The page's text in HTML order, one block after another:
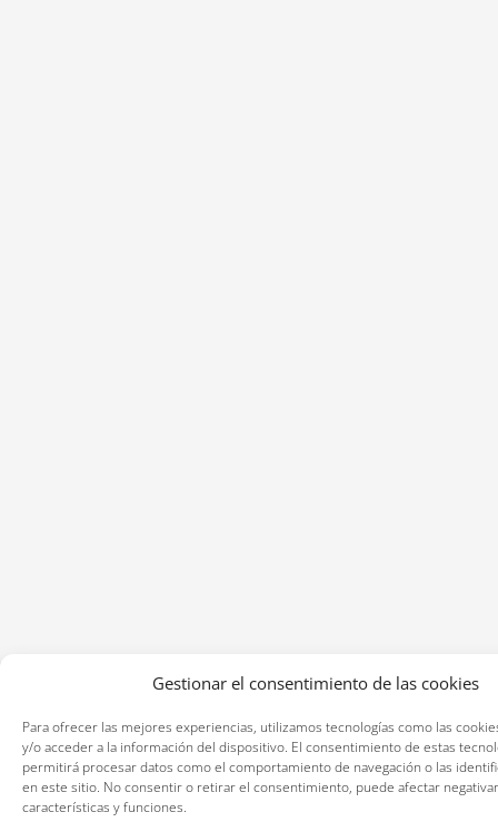
Gestionar el consentimiento de las cookies
Para ofrecer las mejores experiencias, utilizamos tecnologías como las
y/o acceder a la información del dispositivo. El consentimiento de estas
permitirá procesar datos como el comportamiento de navegación o las
en este sitio. No consentir o retirar el consentimiento, puede afectar
características y funciones.